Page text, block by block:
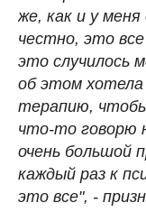
же, как и у
честно, это
это случилось
об этом хотела
терапию,
что-то говорю
очень большой
каждый раз к
это все", -